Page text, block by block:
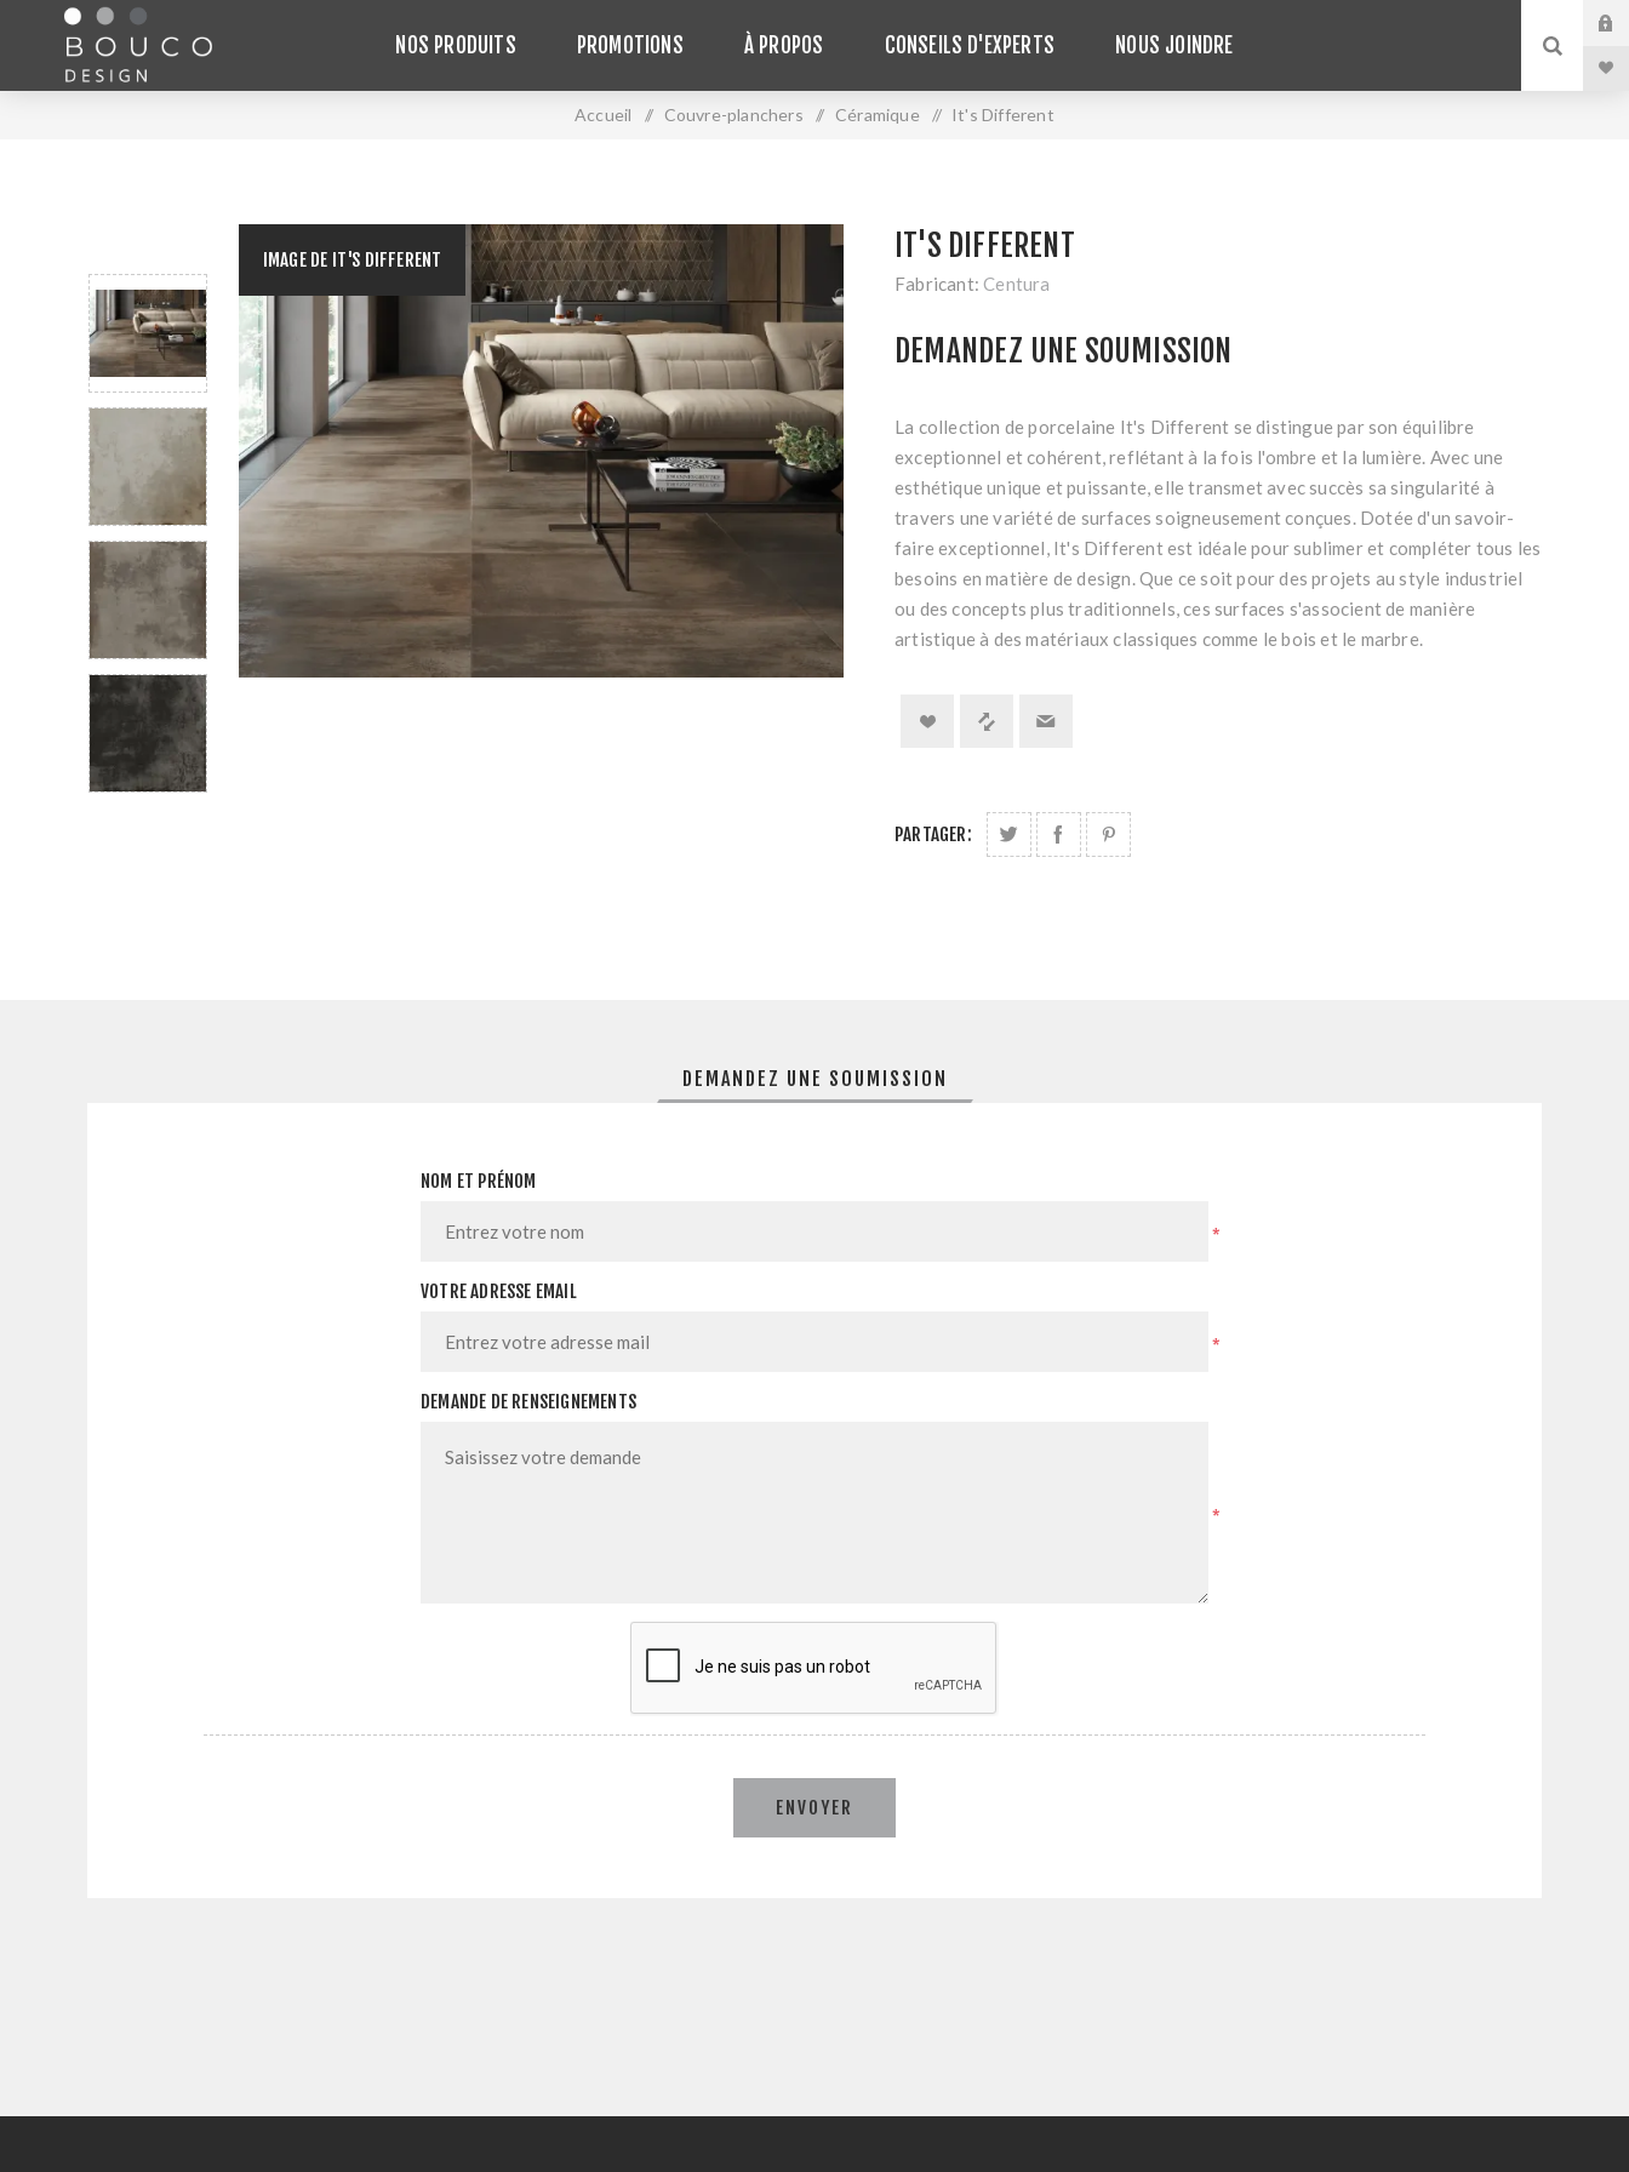
NOS PRODUITS PROMOTIONS À PROPOS CONSEILS D'EXPERTS NOUS JOINDRE
Accueil / Couvre-planchers / Céramique / It's Different
IMAGE DE IT'S DIFFERENT IT'S DIFFERENT
Fabricant: Centura
DEMANDEZ UNE SOUMISSION
La collection de porcelaine It's Different se distingue par son équilibre
exceptionnel et cohérent, reflétant à la fois l'ombre et la lumière. Avec une
esthétique unique et puissante, elle transmet avec succès sa singularité à
travers une variété de surfaces soigneusement conçues. Dotée d'un savoir-
faire exceptionnel, It's Different est idéale pour sublimer et compléter tous les
besoins en matière de design. Que ce soit pour des projets au style industriel
ou des concepts plus traditionnels, ces surfaces s'associent de manière
artistique à des matériaux classiques comme le bois et le marbre.
PARTAGER:
DEMANDEZ UNE SOUMISSION
NOM ET PRÉNOM
*
VOTRE ADRESSE EMAIL
*
DEMANDE DE RENSEIGNEMENTS
*
ENVOYER